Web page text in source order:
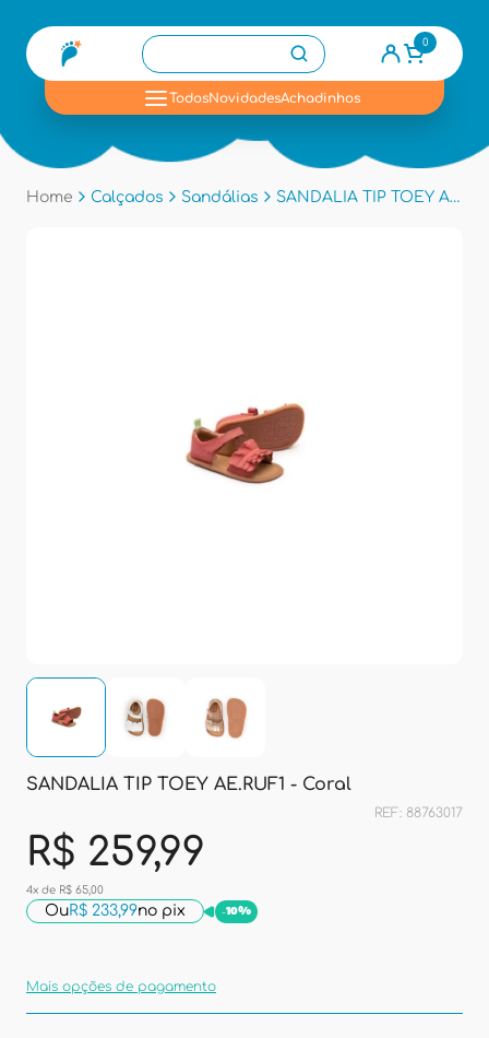
0
TodosNovidadesAchadinhos
Home Calçados Sandálias SANDALIA TIP TOEY AE.RUF1 - Coral
SANDALIA TIP TOEY AE.RUF1 - Coral
REF: 88763017
R$ 259,99
4x de R$ 65,00
OuR$ 233,99no pix -10%
Mais opções de pagamento